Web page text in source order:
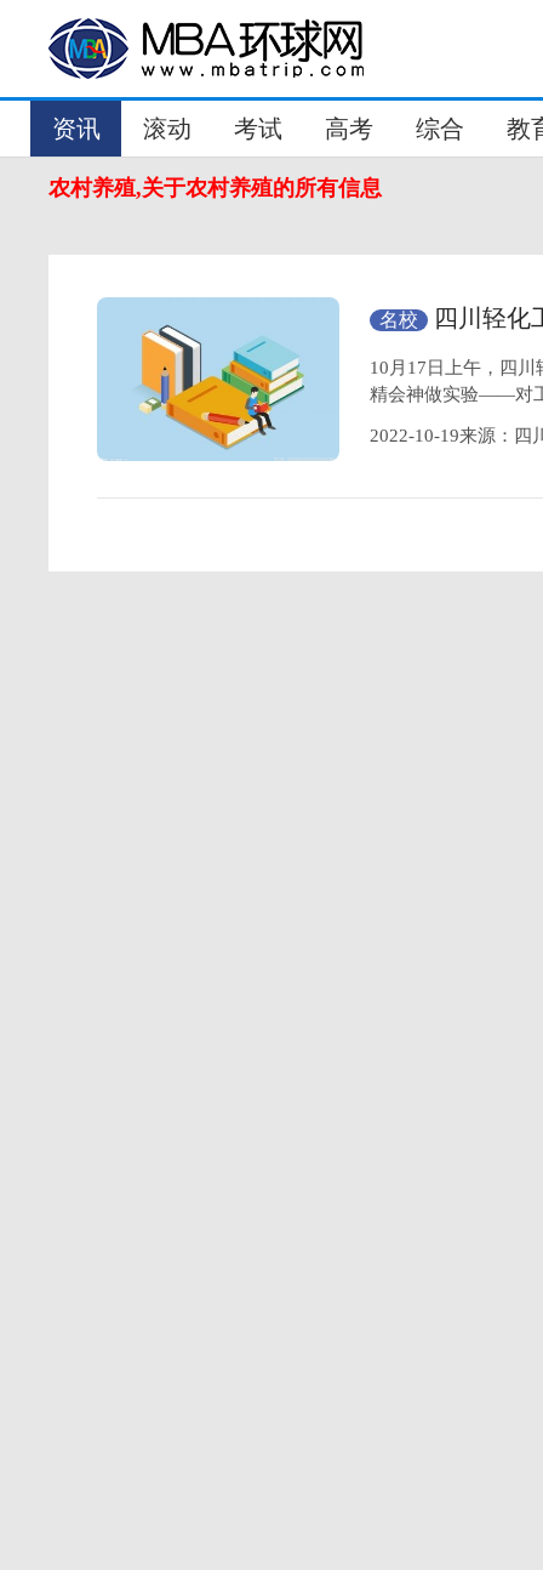
资讯 滚动 考试 高考 综合 教
农村养殖,关于农村养殖的所有信息
名校
四川轻化
生聚精会神做
10月17日上午，四
精会神做实验——对
2022-10-19来源：四